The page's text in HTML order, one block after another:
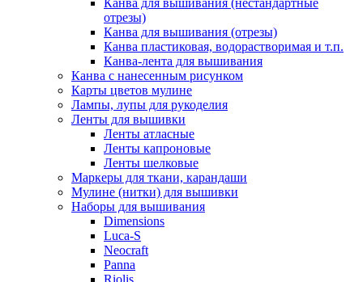
Канва для вышивания (нестандартные
отрезы)
Канва для вышивания (отрезы)
Канва пластиковая, водорастворимая и т.п.
Канва-лента для вышивания
Канва с нанесенным рисунком
Карты цветов мулине
Лампы, лупы для рукоделия
Ленты для вышивки
Ленты атласные
Ленты капроновые
Ленты шелковые
Маркеры для ткани, карандаши
Мулине (нитки) для вышивки
Наборы для вышивания
Dimensions
Luca-S
Neocraft
Panna
Riolis